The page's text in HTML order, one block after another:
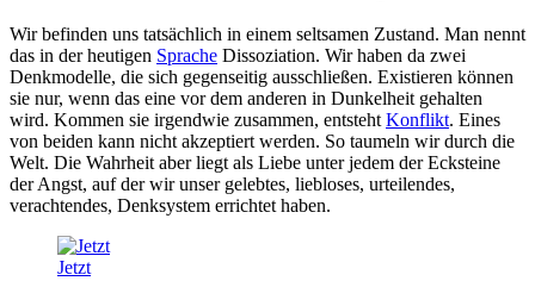
Wir befinden uns tatsächlich in einem seltsamen Zustand. Man nennt
das in der heutigen Sprache Dissoziation. Wir haben da zwei
Denkmodelle, die sich gegenseitig ausschließen. Existieren können
sie nur, wenn das eine vor dem anderen in Dunkelheit gehalten
wird. Kommen sie irgendwie zusammen, entsteht Konflikt. Eines
von beiden kann nicht akzeptiert werden. So taumeln wir durch die
Welt. Die Wahrheit aber liegt als Liebe unter jedem der Ecksteine
der Angst, auf der wir unser gelebtes, liebloses, urteilendes,
verachtendes, Denksystem errichtet haben.
Jetzt